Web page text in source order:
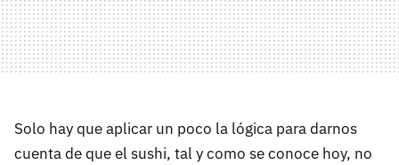
Solo hay que aplicar un poco la lógica para darnos
cuenta de que el sushi, tal y como se conoce hoy, no